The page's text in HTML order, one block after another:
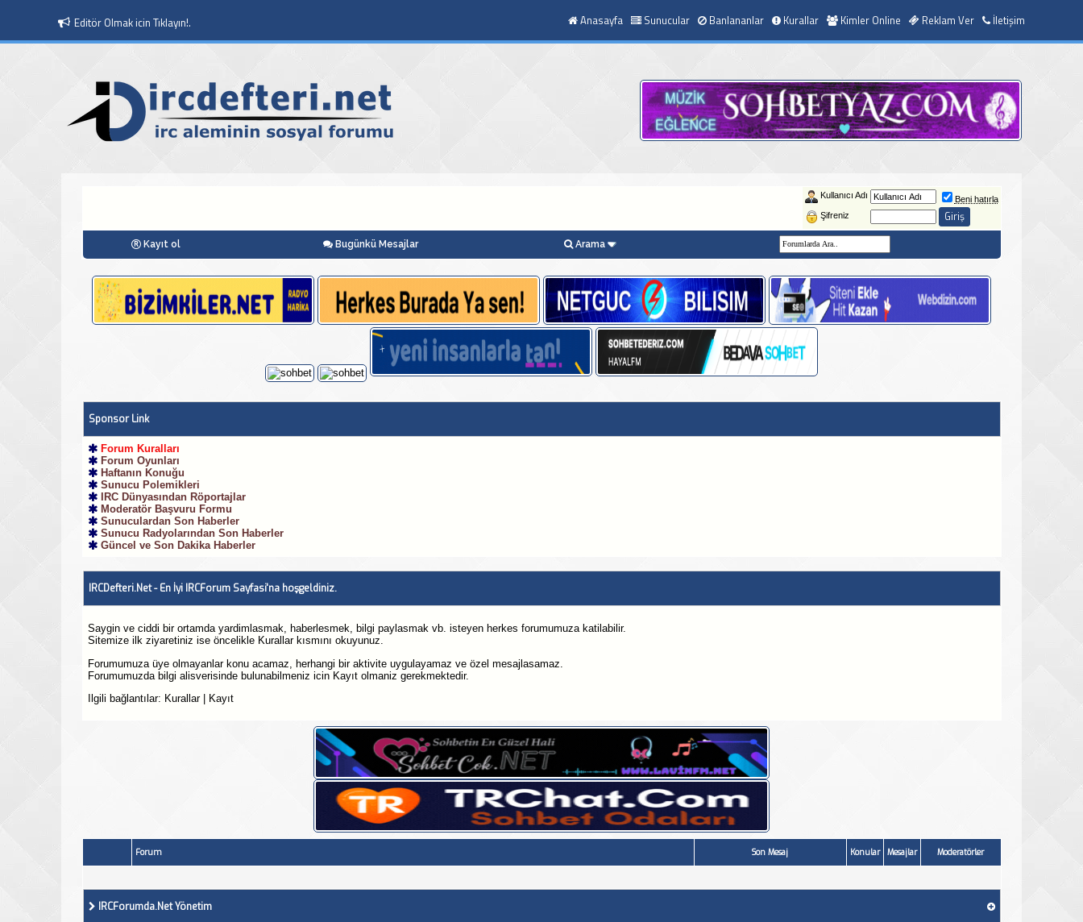
Moderatör Olmak icin Tıklayın!. Anasayfa Sunucular Banlananlar Kurallar Kimler Online Reklam Ver İletişim
Kullanıcı Adı
Beni hatırla
Şifreniz
Kayıt ol Bugünkü Mesajlar Arama
Sponsor Link
Forum Kuralları
Forum Oyunları
Haftanın Konuğu
Sunucu Polemikleri
IRC Dünyasından Röportajlar
Moderatör Başvuru Formu
Sunuculardan Son Haberler
Sunucu Radyolarından Son Haberler
Güncel ve Son Dakika Haberler
IRCDefteri.Net - En İyi IRCForum Sayfasi'na hoşgeldiniz.
Saygin ve ciddi bir ortamda yardimlasmak, haberlesmek, bilgi paylasmak vb. isteyen herkes forumumuza katilabilir.
Sitemize ilk ziyaretiniz ise öncelikle Kurallarkısmını okuyunuz.
Forumumuza üye olmayanlar konu acamaz, herhangi bir aktivite uygulayamaz ve özel mesajlasamaz.
Forumumuzda bilgi alisverisinde bulunabilmeniz icin Kayıtolmaniz gerekmektedir.
Ilgili bağlantılar: Kurallar| Kayıt
Forum Son Mesaj Konular Mesajlar Moderatörler
IRCForumda.Net Yönetim